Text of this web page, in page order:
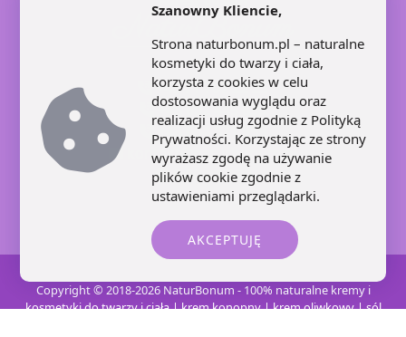
+48 71 707 22 25
+48 602 445 639
+48 664 871 959
kontakt@naturbonum.pl
8:00 – 17:30
Copyright © 2018-2026 NaturBonum - 100% naturalne kremy i
kosmetyki do twarzy i ciała | krem konopny | krem oliwkowy | sól
Szanowny Kliencie,
Strona naturbonum.pl – naturalne
kosmetyki do twarzy i ciała,
korzysta z cookies w celu
dostosowania wyglądu oraz
realizacji usług zgodnie z Polityką
Prywatności. Korzystając ze strony
wyrażasz zgodę na używanie
plików cookie zgodnie z
ustawieniami przeglądarki.
AKCEPTUJĘ